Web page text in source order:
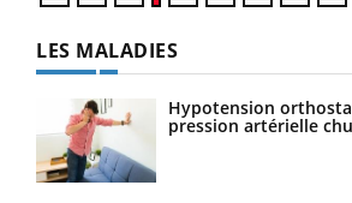
LES MALADIES
Hypotension
pression artérielle